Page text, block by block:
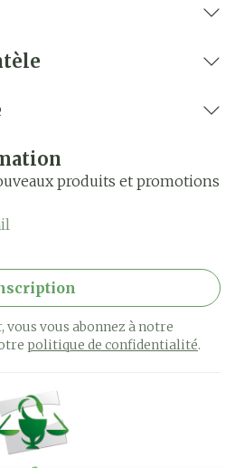
produits et promotions
vous vous abonnez à notre
politique de confidentialité.